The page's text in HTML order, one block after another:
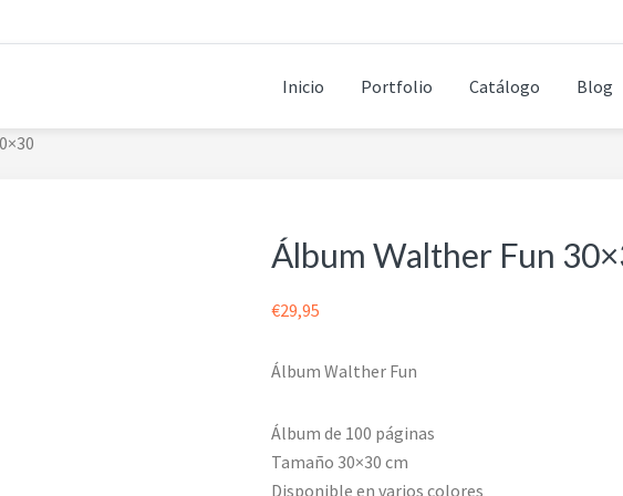
Inicio Portfolio Catálogo Blog
Álbum Walther Fun
€29,95
Álbum Walther Fun
Álbum de 100 páginas
Tamaño 30×30 cm
Disponible en varios colores